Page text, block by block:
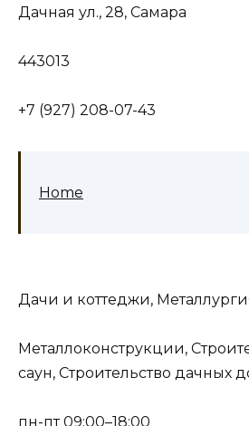
Дачная ул., 28, Самара
443013
+7 (927) 208-07-43
Home
Дачи и коттеджи,
Металлоконструкции,
саун, Строительство дачных
пн-пт 09:00–18:00